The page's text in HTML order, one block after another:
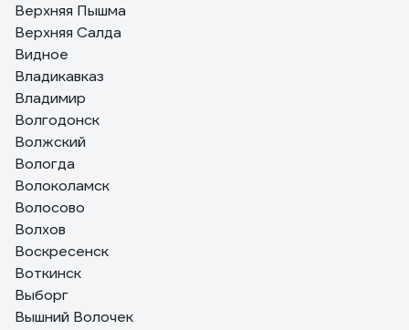
Верхняя Пышма
Верхняя Салда
Видное
Владикавказ
Владимир
Волгодонск
Волжский
Вологда
Волоколамск
Волосово
Волхов
Воскресенск
Воткинск
Выборг
Вышний Волочек